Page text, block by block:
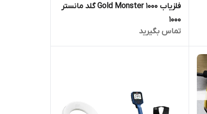
فلزیاب Gold Monster 1000 گلد مانستر
1000
تماس بگیرید